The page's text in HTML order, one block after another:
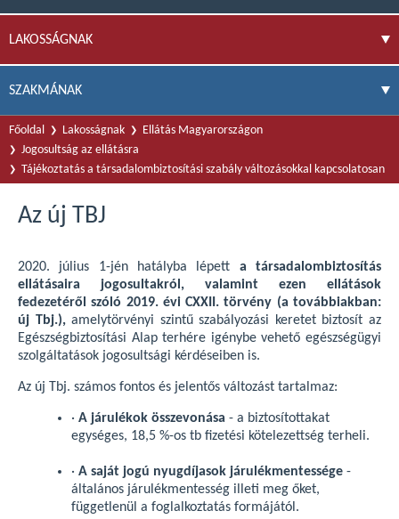
LAKOSSÁGNAK
SZAKMÁNAK
Főoldal Lakosságnak
Ellátás Magyarországon
Jogosultság az ellátásra
Tájékoztatás a társadalombiztosítási szabály változásokkal kapcsolatosan
Az új TBJ
2020. július 1-jén hatályba lépett a társadalombiztosítás
ellátásaira jogosultakról, valamint ezen ellátások
fedezetéről szóló 2019. évi CXXII. törvény (a továbbiakban:
új Tbj.),amelytörvényi szintű szabályozási keretet biztosít az
Egészségbiztosítási Alap terhére igénybe vehető egészségügyi
szolgáltatások jogosultsági kérdéseiben is.
Az új Tbj. számos fontos és jelentős változást tartalmaz:
· A járulékok összevonása - a biztosítottakat
egységes, 18,5 %-os tb fizetési kötelezettség terheli.
· A saját jogú nyugdíjasok járulékmentessége -
általános járulékmentesség illeti meg őket,
függetlenül a foglalkoztatás formájától.